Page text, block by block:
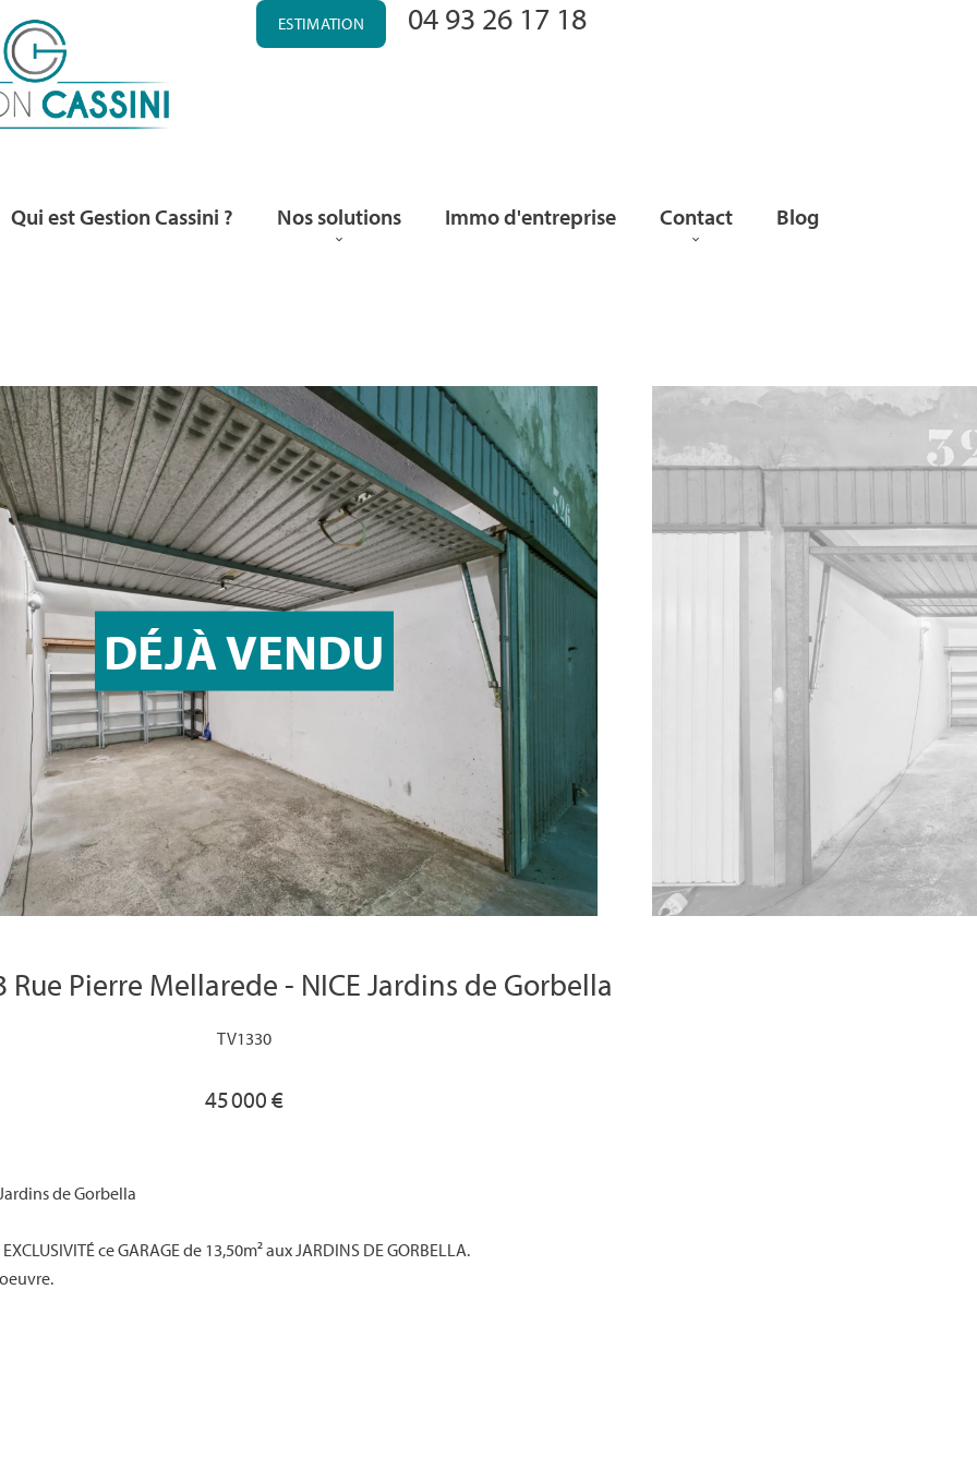
ESTIMATION 04 93 26 17 18
Qui est Gestion Cassini ? Nos solutions Immo d'entreprise Contact Blog
DÉJÀ VENDU
Rue Pierre Mellarede - NICE Jardins de Gorbella
TV1330
45 000 €
de Gorbella
ce GARAGE de 13,50m² aux JARDINS DE GORBELLA.